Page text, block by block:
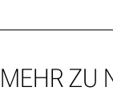
MEHR ZU